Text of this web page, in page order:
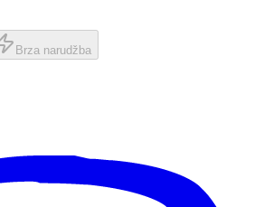
Brza narudžba